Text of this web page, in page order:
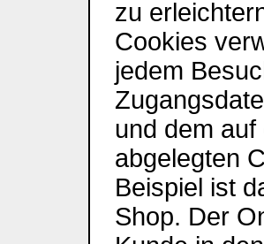
zu
Cookies
jedem
und dem
abgelegten
Beispiel ist
Shop. Der